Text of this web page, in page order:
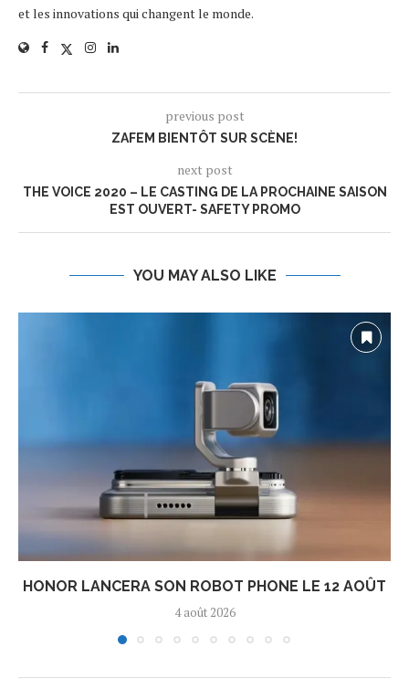
et les innovations qui changent le monde.
previous post
ZAFEM BIENTÔT SUR SCÈNE!
next post
THE VOICE 2020 – LE CASTING DE LA PROCHAINE SAISON
EST OUVERT- SAFETY PROMO
YOU MAY ALSO LIKE
HONOR LANCERA SON ROBOT PHONE LE 12 AOÛT
4 août 2026